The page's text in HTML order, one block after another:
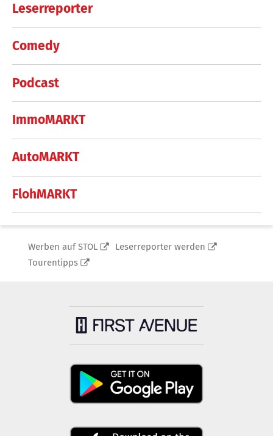
Leserreporter
Comedy
Podcast
ImmoMARKT
AutoMARKT
FlohMARKT
Werben auf STOL
Leserreporter werden
Tourentipps